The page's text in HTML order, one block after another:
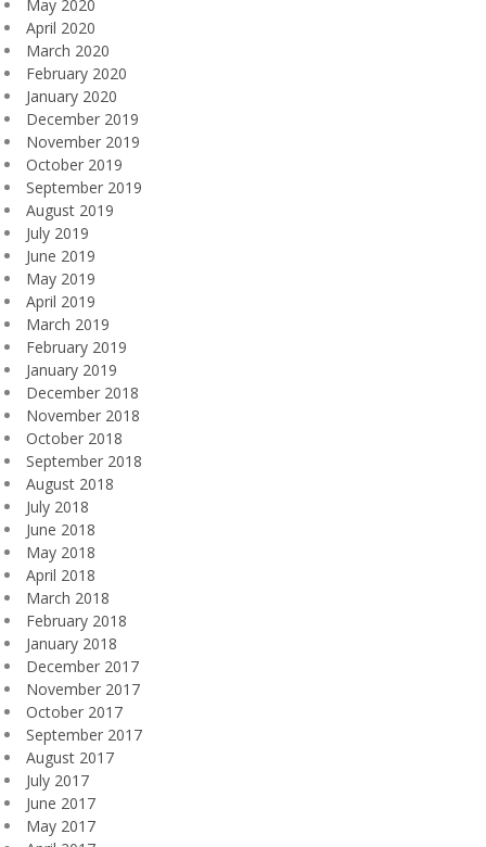
May 2020
April 2020
March 2020
February 2020
January 2020
December 2019
November 2019
October 2019
September 2019
August 2019
July 2019
June 2019
May 2019
April 2019
March 2019
February 2019
January 2019
December 2018
November 2018
October 2018
September 2018
August 2018
July 2018
June 2018
May 2018
April 2018
March 2018
February 2018
January 2018
December 2017
November 2017
October 2017
September 2017
August 2017
July 2017
June 2017
May 2017